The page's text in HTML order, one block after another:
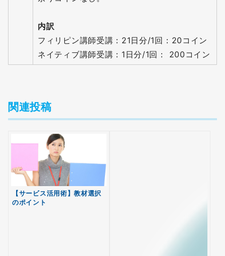
内訳
フィリピン講師受講：21日分/1回：20コイン
ネイティブ講師受講：1日分/1回： 200コイン
関連投稿
【サービス活用術】教材選択
のポイント